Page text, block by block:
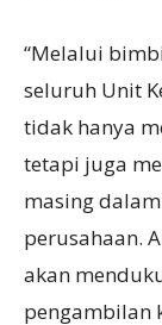
“Melalui
seluruh Unit
tidak hanya
tetapi juga
masing
perusahaan.
akan
pengambilan